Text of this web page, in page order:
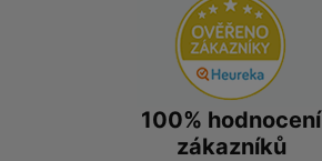
100% hodnocení
zákazníků